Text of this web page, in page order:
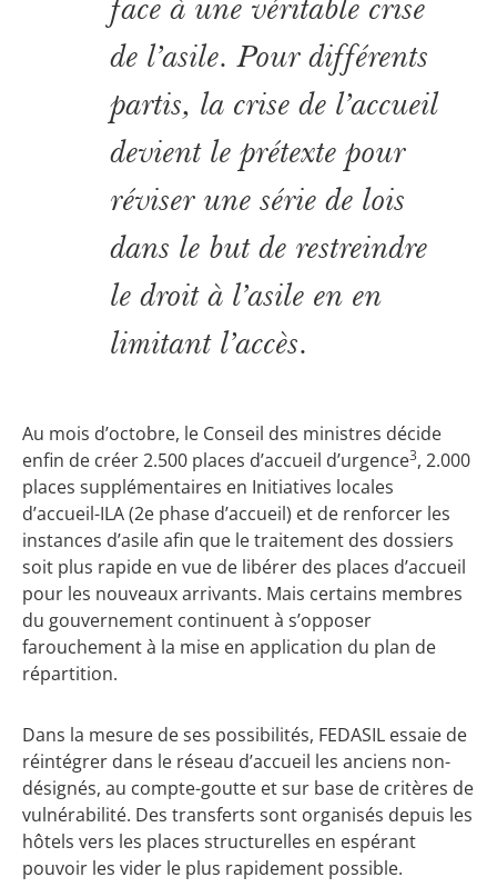
face à une véritable crise
de l’asile. Pour différents
partis, la crise de l’accueil
devient le prétexte pour
réviser une série de lois
dans le but de restreindre
le droit à l’asile en en
limitant l’accès.
Au mois d’octobre, le Conseil des ministres décide
enfin de créer 2.500 places d’accueil d’urgence3, 2.000
places supplémentaires en Initiatives locales
d’accueil-ILA (2e phase d’accueil) et de renforcer les
instances d’asile afin que le traitement des dossiers
soit plus rapide en vue de libérer des places d’accueil
pour les nouveaux arrivants. Mais certains membres
du gouvernement continuent à s’opposer
farouchement à la mise en application du plan de
répartition.
Dans la mesure de ses possibilités, FEDASIL essaie de
réintégrer dans le réseau d’accueil les anciens non-
désignés, au compte-goutte et sur base de critères de
vulnérabilité. Des transferts sont organisés depuis les
hôtels vers les places structurelles en espérant
pouvoir les vider le plus rapidement possible.